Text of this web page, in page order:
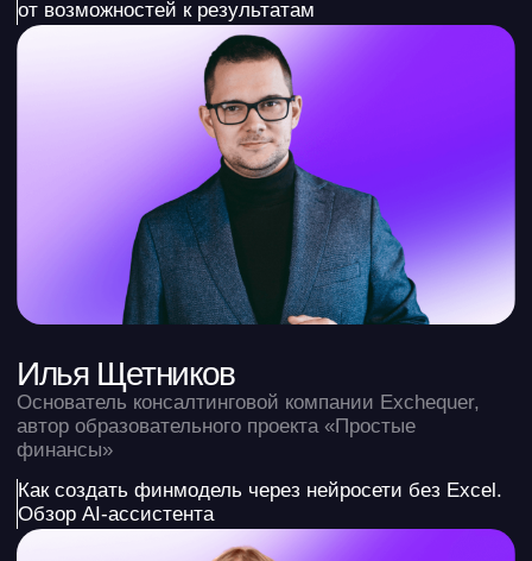
Product Manager «МойСклад», эксперт в области
производства, финансов и EdTech
Как считать товарную себестоимость
омниканального бизнеса
Роман Шарай
Лидер дизайн-юнита, продуктовый дизайнер
в команде AI-ассистента в Точка Банк
Аналитика и управления финансами в банке